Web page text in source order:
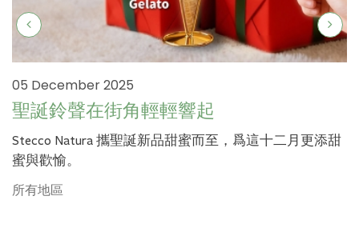
05 December 2025
聖誕鈴聲在街角輕輕響起
Stecco Natura 攜聖誕新品甜蜜而至，爲這十二月更添甜
蜜與歡愉。
所有地區